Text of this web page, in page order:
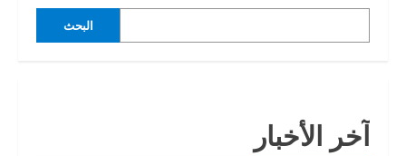
البحث
آخر الأخبار